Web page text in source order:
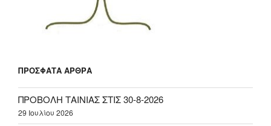
ΠΡΌΣΦΑΤΑ ΆΡΘΡΑ
ΠΡΟΒΟΛΗ ΤΑΙΝΙΑΣ ΣΤΙΣ 30-8-2026
29 Ιουλίου 2026